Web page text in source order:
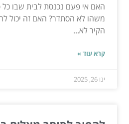
האם אי פעם נכנסת לבית שבו כל
משהו לא הסתדר? האם זה יכול
הקיר לא...
קרא עוד »
ינו 26, 2025